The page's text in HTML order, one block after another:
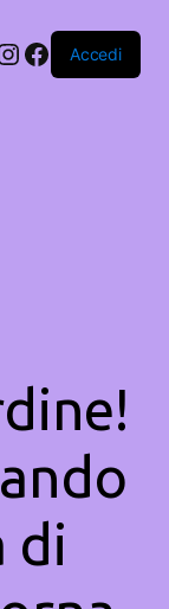
Facebook
Accedi
di